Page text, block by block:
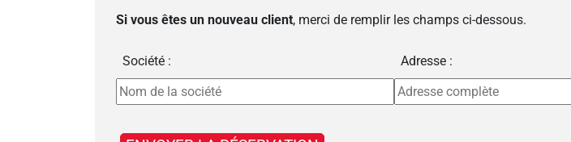
Si vous êtes un nouveau client, merci de remplir les champs ci-dessous.
Société : Adresse :